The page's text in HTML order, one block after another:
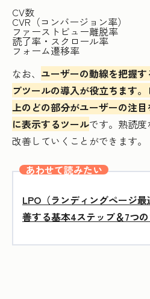
CV数
CVR（コンバージョン率）
ファーストビュー離脱率
読了率・スクロール率
フォーム遷移率
なお、 ユーザーの動線を把握
プツールの導入が役立ちます
上のどの部分がユーザーの注
に表示するツールです。熟読
改善していくことができます。
あわせて読みたい
LPO（ランディングページ
善する基本4ステップ＆7つ